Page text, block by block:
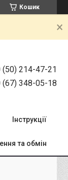
Кошик
(50) 214-47-21
(67) 348-05-18
Інструкції
та обмін